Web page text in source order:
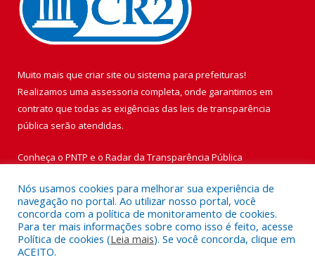
Muito mais que criar site ou sistema para prefeituras!
Realizamos uma assessoria completa, onde garantimos em
contrato que todas as exigências das leis de transparência
pública serão atendidas.
Conheça o PNTP e o Radar da Transparência Pública
Todos os direitos reservados a Prefeitura Municipal de Vigia de
Nazaré.
Nós usamos cookies para melhorar sua experiência de
navegação no portal. Ao utilizar nosso portal, você
concorda com a política de monitoramento de cookies.
Para ter mais informações sobre como isso é feito, acesse
Política de cookies (Leia mais). Se você concorda, clique em
ACEITO.